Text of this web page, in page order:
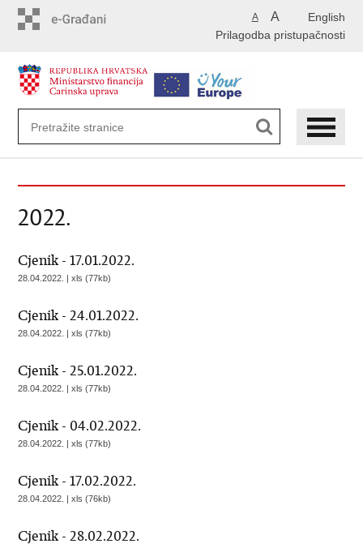
English
A A
Prilagodba pristupačnosti
2022.
Cjenik - 17.01.2022.
28.04.2022. | xls (77kb)
Cjenik - 24.01.2022.
28.04.2022. | xls (77kb)
Cjenik - 25.01.2022.
28.04.2022. | xls (77kb)
Cjenik - 04.02.2022.
28.04.2022. | xls (77kb)
Cjenik - 17.02.2022.
28.04.2022. | xls (76kb)
Cjenik - 28.02.2022.